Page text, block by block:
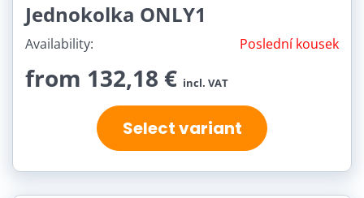
Jednokolka ONLY1
Availability: Poslední kousek
from 132,18 € incl. VAT
Select variant